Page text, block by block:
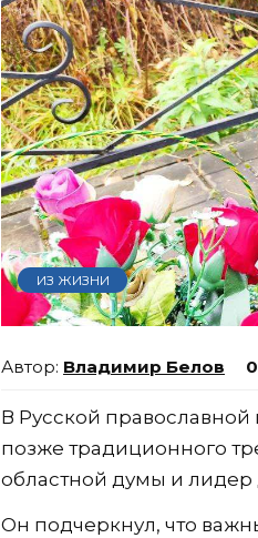
ИЗ ЖИЗНИ
Владимир Белов
В Русской православной
позже традиционного
областной думы и
Он подчеркнул, что